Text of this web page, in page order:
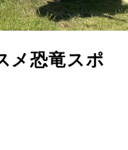
メ恐竜スポ